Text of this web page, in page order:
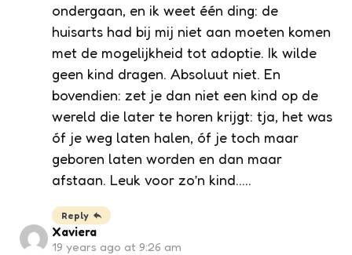
ondergaan, en ik weet één ding: de
huisarts had bij mij niet aan moeten komen
met de mogelijkheid tot adoptie. Ik wilde
geen kind dragen. Absoluut niet. En
bovendien: zet je dan niet een kind op de
wereld die later te horen krijgt: tja, het was
óf je weg laten halen, óf je toch maar
geboren laten worden en dan maar
afstaan. Leuk voor zo’n kind…..
Reply
Xaviera
19 years ago at 9:26 am